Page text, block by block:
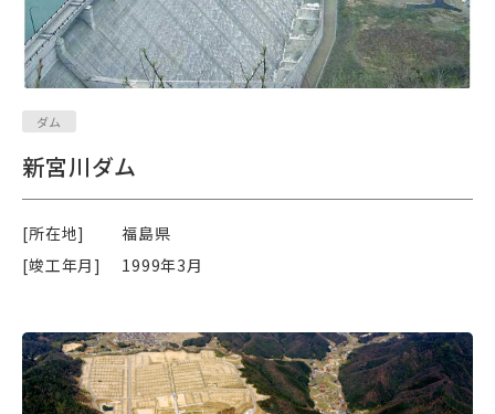
ダム
新宮川ダム
[所在地]
福島県
[竣工年月]
1999年3月